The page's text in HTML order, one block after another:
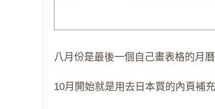
八月份是最後一個自己畫表格的月
10月開始就是用去日本買的內頁補充